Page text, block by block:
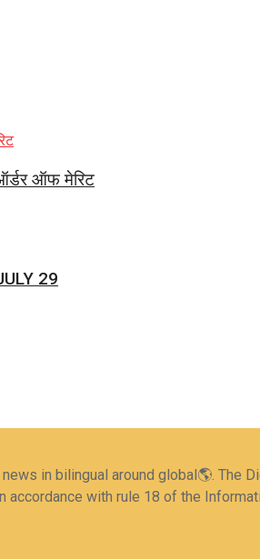
ऑफ मेरिट
29
in bilingual around global🌎. The
with rule 18 of the